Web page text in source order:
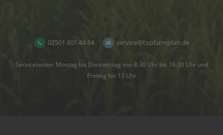
02501 801 44 84 service@topfarmplan.de
Servicezeiten: Montag bis Donnerstag von 8:30 Uhr bis 16:30 Uhr und
Freitag bis 13 Uhr